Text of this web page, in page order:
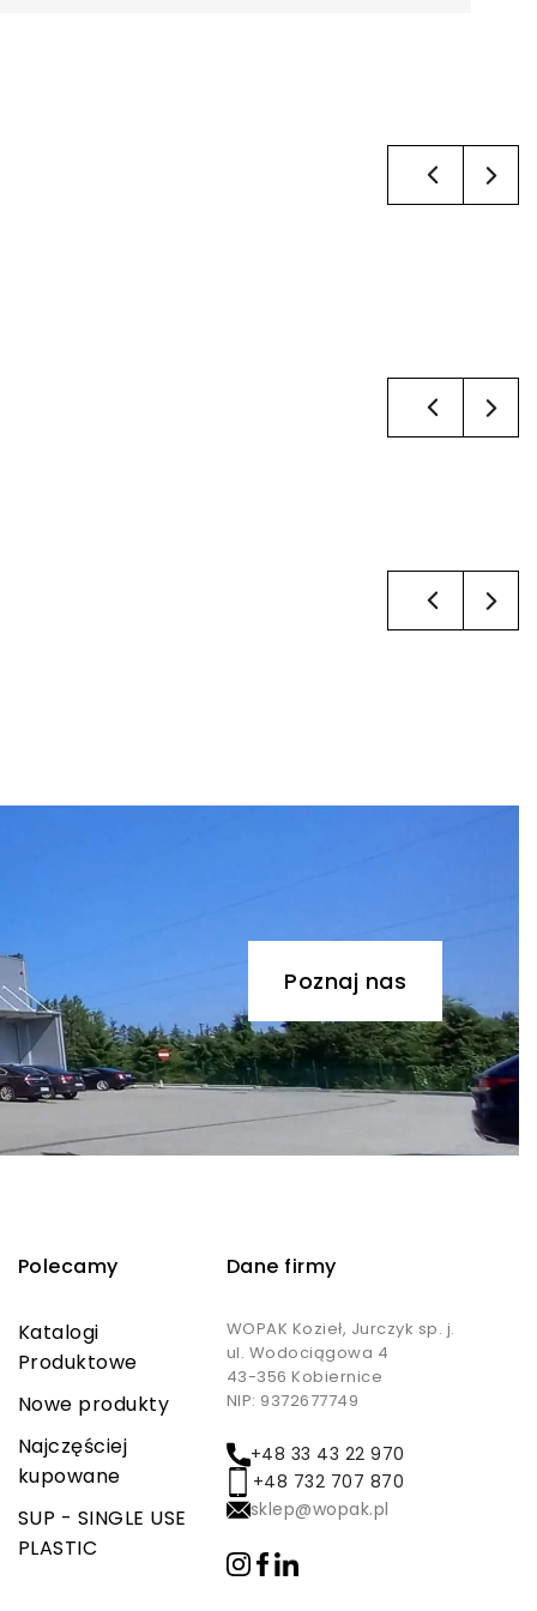
Poznaj nas
Dane firmy
WOPAK Kozieł, Jurczyk sp. j.
ul. Wodociągowa 4
43-356 Kobiernice
NIP: 9372677749
+48 33 43 22 970
+48 732 707 870
sklep@wopak.pl
Polecamy
Katalogi
Produktowe
Nowe produkty
Najczęściej
kupowane
SUP - SINGLE USE
PLASTIC